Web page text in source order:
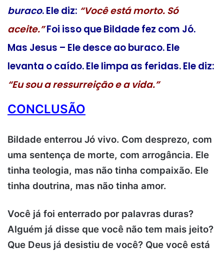
buraco. Ele diz: “Você está morto. Só
aceite.”Foi isso que Bildade fez com Jó.
Mas Jesus – Ele desce ao buraco. Ele
levanta o caído. Ele limpa as feridas. Ele diz:
“Eu sou a ressurreição e a vida.”
CONCLUSÃO
Bildade enterrou Jó vivo. Com desprezo, com
uma sentença de morte, com arrogância. Ele
tinha teologia, mas não tinha compaixão. Ele
tinha doutrina, mas não tinha amor.
Você já foi enterrado por palavras duras?
Alguém já disse que você não tem mais jeito?
Que Deus já desistiu de você? Que você está